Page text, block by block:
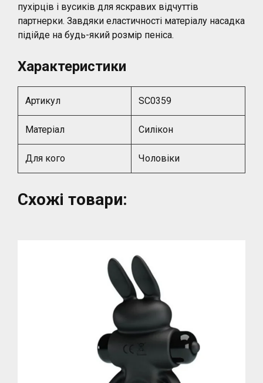
пухірців і вусиків для яскравих відчуттів
партнерки. Завдяки еластичності матеріалу насадка
підійде на будь-який розмір пеніса.
Характеристики
Артикул SC0359
Матеріал Силікон
Для кого Чоловіки
Схожі товари: